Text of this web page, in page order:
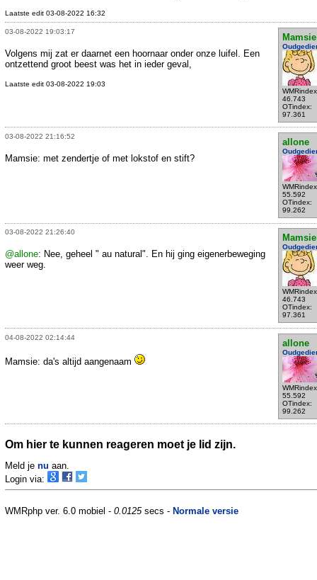
Laatste edit 03-08-2022 16:32
03-08-2022 19:03:17
Mamsie
46.743
OTindex:
97.361
Volgens mij zat er daarnet een hoornaar onder onze luifel. Een
ontzettend groot beest was het in ieder geval,
Laatste edit 03-08-2022 19:03
03-08-2022 21:16:52
allone
55.592
OTindex:
99.262
Mamsie: met zendertje of met lokstof en stift?
03-08-2022 21:26:40
Mamsie
46.743
OTindex:
97.361
@allone: Nee, geheel " au natural". En hij ging eigenerbeweging
weer weg.
04-08-2022 02:14:44
allone
55.592
OTindex:
99.262
Mamsie: da's altijd aangenaam
Om hier te kunnen reageren moet je lid zijn.
Meld je nu aan.
Login via:
WMRphp ver. 6.0 mobiel - 0.0125secs - Normale versie